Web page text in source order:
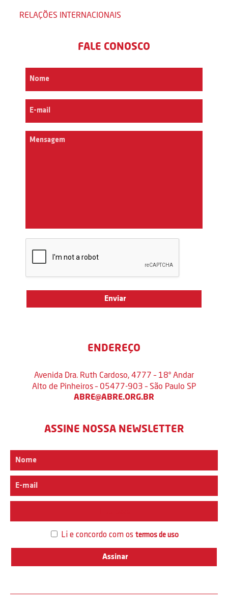
RELAÇÕES INTERNACIONAIS
FALE CONOSCO
ENDEREÇO
Avenida Dra. Ruth Cardoso, 4777 – 18º Andar
Alto de Pinheiros – 05477-903 – São Paulo SP
ABRE@ABRE.ORG.BR
ASSINE NOSSA NEWSLETTER
Li e concordo com os termos de uso